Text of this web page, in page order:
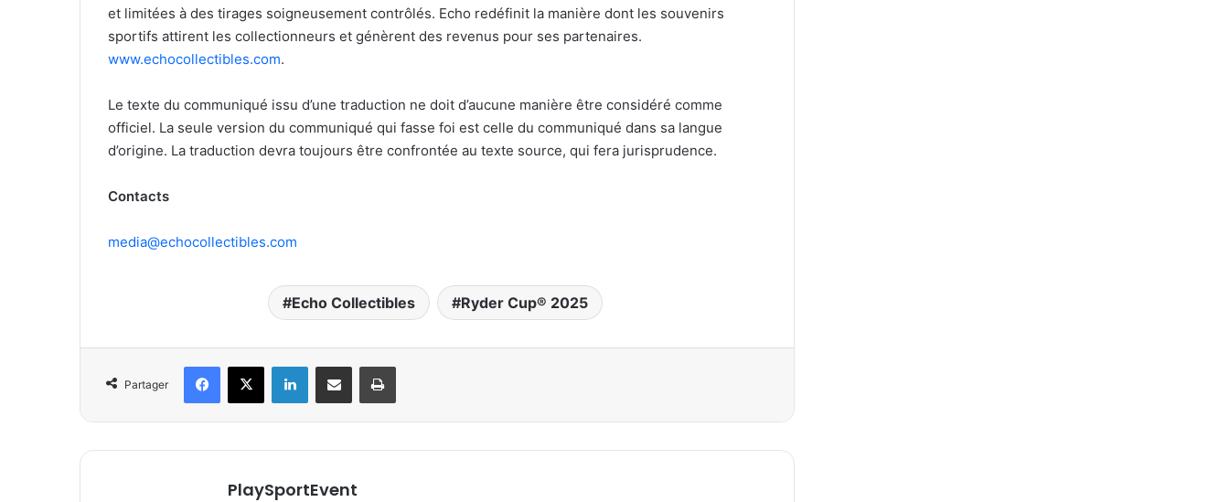
et limitées à des tirages soigneusement contrôlés. Echo redéfinit la manière dont les souvenirs
sportifs attirent les collectionneurs et génèrent des revenus pour ses partenaires.
www.echocollectibles.com.
Le texte du communiqué issu d’une traduction ne doit d’aucune manière être considéré comme
officiel. La seule version du communiqué qui fasse foi est celle du communiqué dans sa langue
d’origine. La traduction devra toujours être confrontée au texte source, qui fera jurisprudence.
Contacts
media@echocollectibles.com
Echo Collectibles Ryder Cup® 2025
Partager
Facebook
X LinkedinPartager par email Imprimer
PlaySportEvent